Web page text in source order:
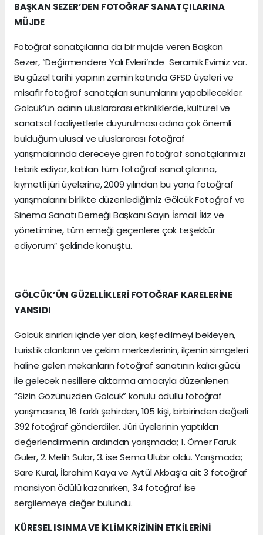
BAŞKAN SEZER’DEN FOTOĞRAF SANATÇILARINA
MÜJDE
Fotoğraf sanatçılarına da bir müjde veren Başkan
Sezer, “Değirmendere Yalı Evleri’nde Seramik Evimiz var.
Bu güzel tarihi yapının zemin katında GFSD üyeleri ve
misafir fotoğraf sanatçıları sunumlarını yapabilecekler.
Gölcük’ün adının uluslararası etkinliklerde, kültürel ve
sanatsal faaliyetlerle duyurulması adına çok önemli
bulduğum ulusal ve uluslararası fotoğraf
yarışmalarında dereceye giren fotoğraf sanatçılarımızı
tebrik ediyor, katılan tüm fotoğraf sanatçılarına,
kıymetli jüri üyelerine, 2009 yılından bu yana fotoğraf
yarışmalarını birlikte düzenlediğimiz Gölcük Fotoğraf ve
Sinema Sanatı Derneği Başkanı Sayın İsmail İkiz ve
yönetimine, tüm emeği geçenlere çok teşekkür
ediyorum” şeklinde konuştu.
GÖLCÜK’ÜN GÜZELLİKLERİ FOTOĞRAF KARELERİNE
YANSIDI
Gölcük sınırları içinde yer alan, keşfedilmeyi bekleyen,
turistik alanların ve çekim merkezlerinin, ilçenin simgeleri
haline gelen mekanların fotoğraf sanatının kalıcı gücü
ile gelecek nesillere aktarma amacıyla düzenlenen
“Sizin Gözünüzden Gölcük” konulu ödüllü fotoğraf
yarışmasına; 16 farklı şehirden, 105 kişi, birbirinden değerli
392 fotoğraf gönderdiler. Jüri üyelerinin yaptıkları
değerlendirmenin ardından yarışmada; 1. Ömer Faruk
Güler, 2. Melih Sular, 3. ise Sema Ulubir oldu. Yarışmada;
Sare Kural, İbrahim Kaya ve Aytül Akbaş’a ait 3 fotoğraf
mansiyon ödülü kazanırken, 34 fotoğraf ise
sergilemeye değer bulundu.
KÜRESEL ISINMA VE İKLİM KRİZİNİN ETKİLERİNİ